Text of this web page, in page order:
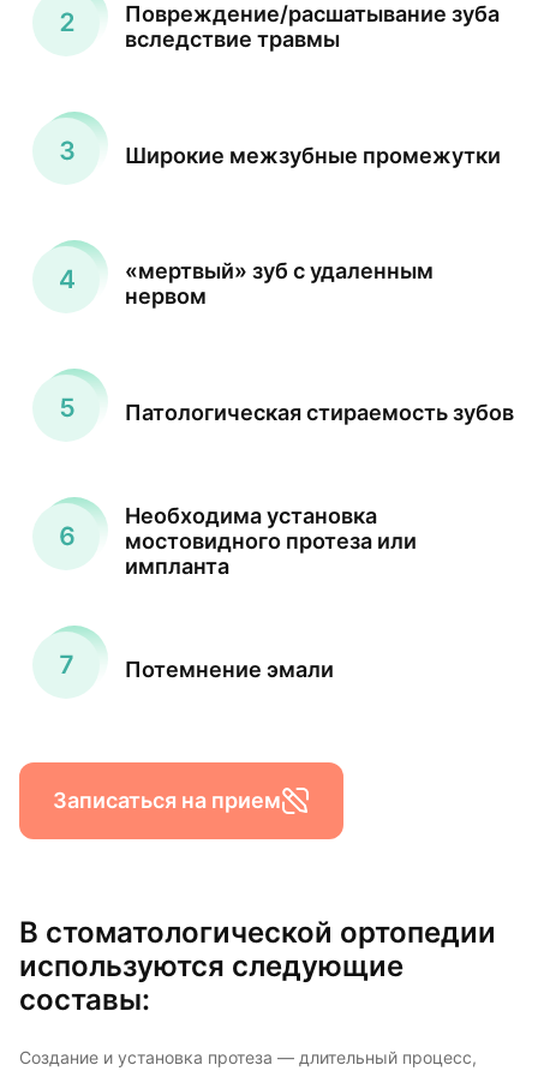
Повреждение/расшатывание зуба
вследствие травмы
Широкие межзубные промежутки
«мертвый» зуб с удаленным
нервом
Патологическая стираемость зубов
Необходима установка
мостовидного протеза или
импланта
Потемнение эмали
Записаться на прием
В стоматологической ортопедии
используются следующие
составы:
Создание и установка протеза — длительный процесс,